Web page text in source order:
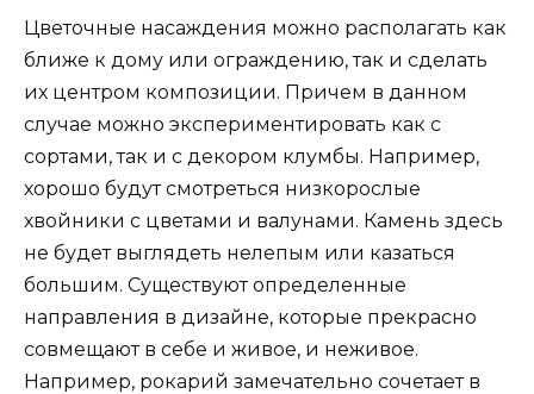
Цветочные насаждения можно располагать как
ближе к дому или ограждению, так и сделать
их центром композиции. Причем в данном
случае можно экспериментировать как с
сортами, так и с декором клумбы. Например,
хорошо будут смотреться низкорослые
хвойники с цветами и валунами. Камень здесь
не будет выглядеть нелепым или казаться
большим. Существуют определенные
направления в дизайне, которые прекрасно
совмещают в себе и живое, и неживое.
Например, рокарий замечательно сочетает в